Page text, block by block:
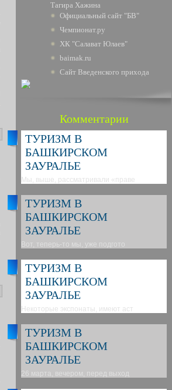
Тагира Хажина
Официальный сайт "БВ"
Чемпионат.ру
ХК "Салават Юлаев"
baimak.ru
Сайт Введенского прихода
Комментарии
ТУРИЗМ В
БАШКИРСКОМ
ЗАУРАЛЬЕ
Мы, выше, рассматривали «праве
ТУРИЗМ В
БАШКИРСКОМ
ЗАУРАЛЬЕ
Вот, теперь-то мы, уже подгото
ТУРИЗМ В
БАШКИРСКОМ
ЗАУРАЛЬЕ
Некоторые экспонаты, имеют аст
ТУРИЗМ В
БАШКИРСКОМ
ЗАУРАЛЬЕ
26 марта, вечером, перед выход